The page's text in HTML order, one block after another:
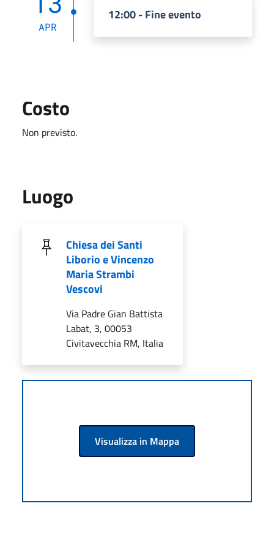
APR
12:00 - Fine evento
Costo
Non previsto.
Luogo
Chiesa dei Santi
Liborio e Vincenzo
Maria Strambi
Vescovi
Via Padre Gian Battista
Labat, 3, 00053
Civitavecchia RM, Italia
Visualizza in Mappa